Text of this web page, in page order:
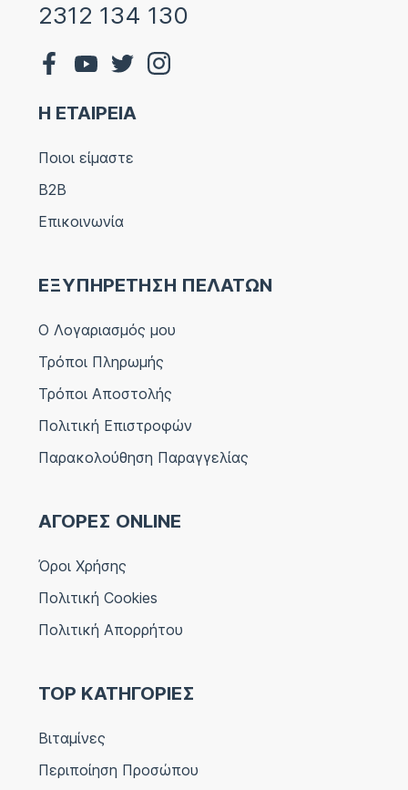
2312 134 130
Η ΕΤΑΙΡΕΙΑ
Ποιοι είμαστε
B2B
Επικοινωνία
ΕΞΥΠΗΡΕΤΗΣΗ ΠΕΛΑΤΩΝ
Ο Λογαριασμός μου
Τρόποι Πληρωμής
Τρόποι Αποστολής
Πολιτική Επιστροφών
Παρακολούθηση Παραγγελίας
ΑΓΟΡΕΣ ONLINE
Όροι Χρήσης
Πολιτική Cookies
Πολιτική Απορρήτου
TOP ΚΑΤΗΓΟΡΙΕΣ
Βιταμίνες
Περιποίηση Προσώπου